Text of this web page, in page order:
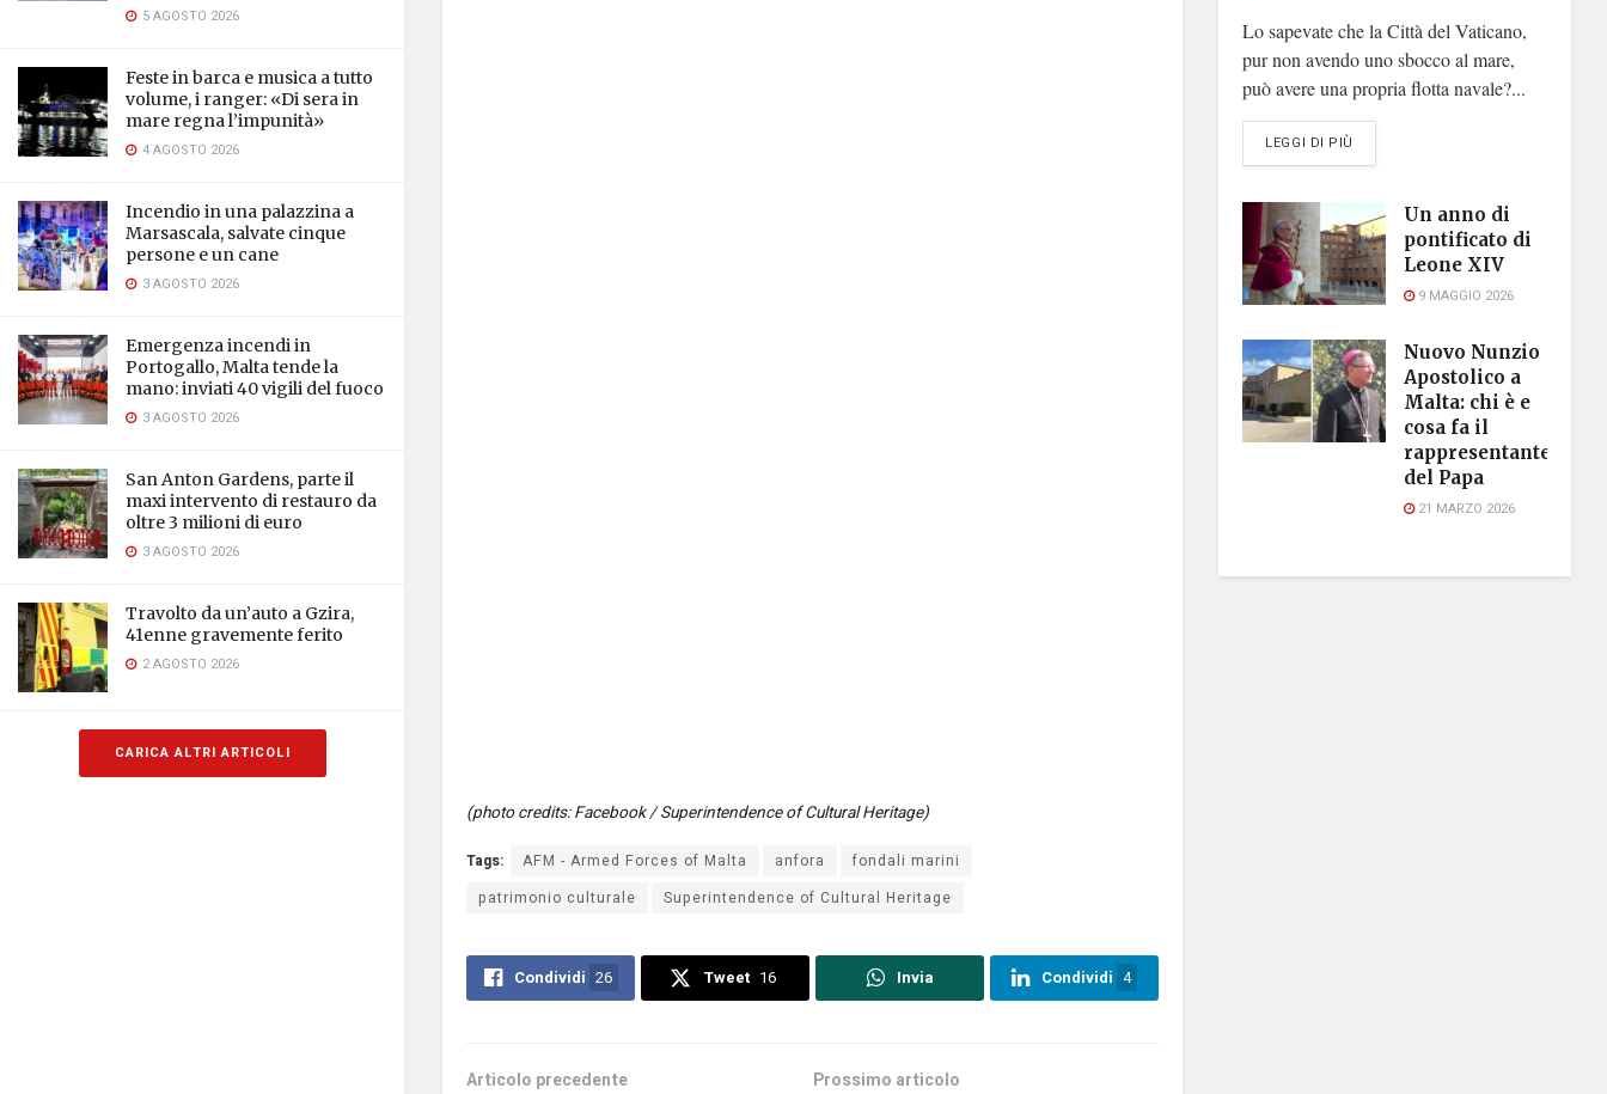
5 AGOSTO 2026
Feste in barca e musica a tutto
volume, i ranger: «Di sera in
mare regna l’impunità»
4 AGOSTO 2026
Incendio in una palazzina a
Marsascala, salvate cinque
persone e un cane
3 AGOSTO 2026
Emergenza incendi in
Portogallo, Malta tende la
mano: inviati 40 vigili del fuoco
3 AGOSTO 2026
San Anton Gardens, parte il
maxi intervento di restauro da
oltre 3 milioni di euro
3 AGOSTO 2026
Travolto da un’auto a Gzira,
41enne gravemente ferito
2 AGOSTO 2026
CARICA ALTRI ARTICOLI
(photo credits: Facebook / Superintendence of Cultural Heritage)
Tags: AFM - Armed Forces of Malta anfora
fondali marini
patrimonio culturale
Superintendence of Cultural Heritage
Condividi 26 Tweet 16 Invia Condividi 4
Articolo precedente Prossimo articolo
Lo sapevate che la Città del Vaticano,
pur non avendo uno sbocco al mare,
può avere una propria flotta navale?...
LEGGI DI PIÙ
Un anno di
pontificato di
Leone XIV
9 MAGGIO 2026
Nuovo Nunzio
Apostolico a
Malta: chi è e
cosa fa il
rappresentante
del Papa
21 MARZO 2026